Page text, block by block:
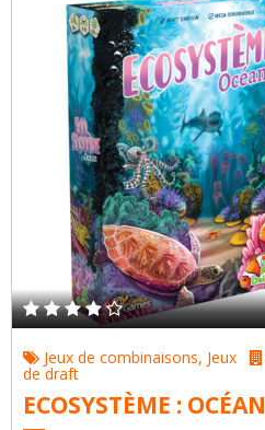
Jeux de combinaisons, Jeux
de draft
ECOSYSTÈME : OCÉAN